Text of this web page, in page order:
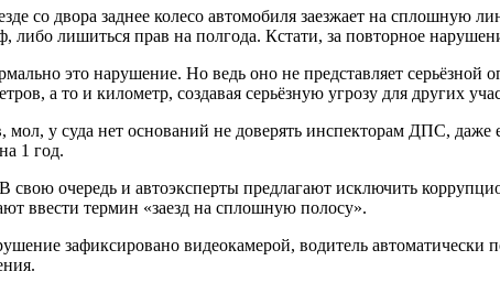
со двора заднее колесо автомобиля заезжает на сплошную
лишиться прав на полгода. Кстати, за повторное
это нарушение. Но ведь оно не представляет серьёзной
а то и километр, создавая серьёзную угрозу для других
у суда нет оснований не доверять инспекторам ДПС, даже
1 год.
свою очередь и автоэксперты предлагают исключить
ввести термин «заезд на сплошную полосу».
зафиксировано видеокамерой, водитель